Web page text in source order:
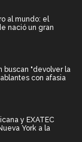
al mundo: el
nació un gran
buscan "devolver la
con afasia
y EXATEC
York a la